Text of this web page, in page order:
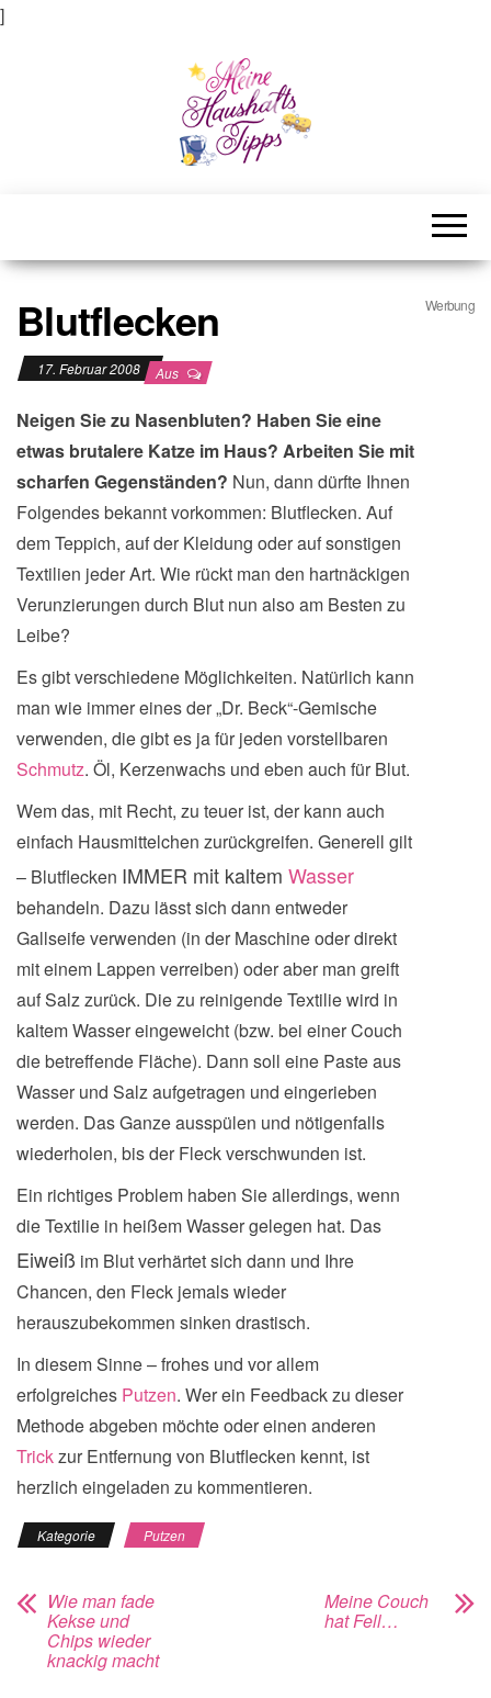
]
Blutflecken Werbung
17. Februar 2008 Aus
Neigen Sie zu Nasenbluten? Haben Sie eine
etwas brutalere Katze im Haus? Arbeiten Sie mit
scharfen Gegenständen? Nun, dann dürfte Ihnen
Folgendes bekannt vorkommen: Blutflecken. Auf
dem Teppich, auf der Kleidung oder auf sonstigen
Textilien jeder Art. Wie rückt man den hartnäckigen
Verunzierungen durch Blut nun also am Besten zu
Leibe?
Es gibt verschiedene Möglichkeiten. Natürlich kann
man wie immer eines der „Dr. Beck“-Gemische
verwenden, die gibt es ja für jeden vorstellbaren
Schmutz. Öl, Kerzenwachs und eben auch für Blut.
Wem das, mit Recht, zu teuer ist, der kann auch
einfach Hausmittelchen zurückgreifen. Generell gilt
– Blutflecken IMMER mit kaltem Wasser
behandeln. Dazu lässt sich dann entweder
Gallseife verwenden (in der Maschine oder direkt
mit einem Lappen verreiben) oder aber man greift
auf Salz zurück. Die zu reinigende Textilie wird in
kaltem Wasser eingeweicht (bzw. bei einer Couch
die betreffende Fläche). Dann soll eine Paste aus
Wasser und Salz aufgetragen und eingerieben
werden. Das Ganze ausspülen und nötigenfalls
wiederholen, bis der Fleck verschwunden ist.
Ein richtiges Problem haben Sie allerdings, wenn
die Textilie in heißem Wasser gelegen hat. Das
Eiweiß im Blut verhärtet sich dann und Ihre
Chancen, den Fleck jemals wieder
herauszubekommen sinken drastisch.
In diesem Sinne – frohes und vor allem
erfolgreiches Putzen. Wer ein Feedback zu dieser
Methode abgeben möchte oder einen anderen
Trickzur Entfernung von Blutflecken kennt, ist
herzlich eingeladen zu kommentieren.
Kategorie Putzen
Wie man fade
Kekse und
Chips wieder
knackig macht
Meine Couch
hat Fell…